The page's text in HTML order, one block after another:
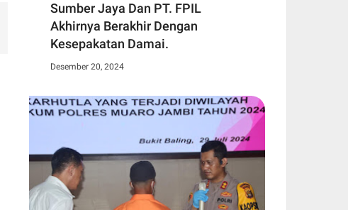
Sumber Jaya Dan PT. FPIL
Akhirnya Berakhir Dengan
Kesepakatan Damai.
Desember 20, 2024